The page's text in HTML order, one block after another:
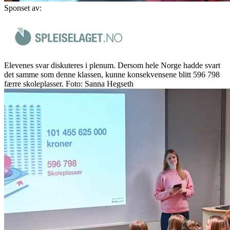
Sponset av:
Elevenes svar diskuteres i plenum. Dersom hele Norge hadde svart
det samme som denne klassen, kunne konsekvensene blitt 596 798
færre skoleplasser. Foto: Sanna Hegseth